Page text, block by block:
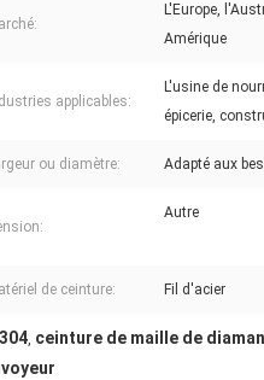
L'Europe,
Amérique
applicables:
L'usine de
épicerie,
ou diamètre: Adapté aux
Autre
de ceinture: Fil d'acier
, ceinture de maille de